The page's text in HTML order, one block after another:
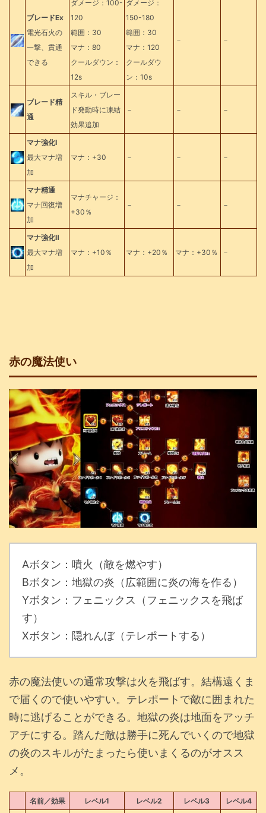
ブレードEx
電光石火の
一撃、貫通
できる
ダメージ：100-
120
範囲：30
マナ：80
クールダウン：
12s
ダメージ：
150-180
範囲：30
マナ：120
クールダウ
ン：10s
－ －
ブレード精
通
スキル・ブレー
ド発動時に凍結
効果追加
－ － －
マナ強化Ⅰ
最大マナ増
加
マナ：+30 － － －
マナ精通
マナ回復増
加
マナチャージ：
+30％
－ － －
マナ強化Ⅱ
最大マナ増
加
マナ：+10％ マナ：+20％ マナ：+30％ －
赤の魔法使い
Aボタン：噴火（敵を燃やす）
Bボタン：地獄の炎（広範囲に炎の海を作る）
Yボタン：フェニックス（フェニックスを飛ば
す）
Xボタン：隠れんぼ（テレポートする）
赤の魔法使いの通常攻撃は火を飛ばす。結構遠くま
で届くので使いやすい。テレポートで敵に囲まれた
時に逃げることができる。地獄の炎は地面をアッチ
アチにする。踏んだ敵は勝手に死んでいくので地獄
の炎のスキルがたまったら使いまくるのがオスス
メ。
名前／効果 レベル1 レベル2 レベル3
レベル4